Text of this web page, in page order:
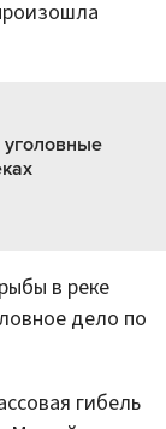
в реке
дело по
гибель